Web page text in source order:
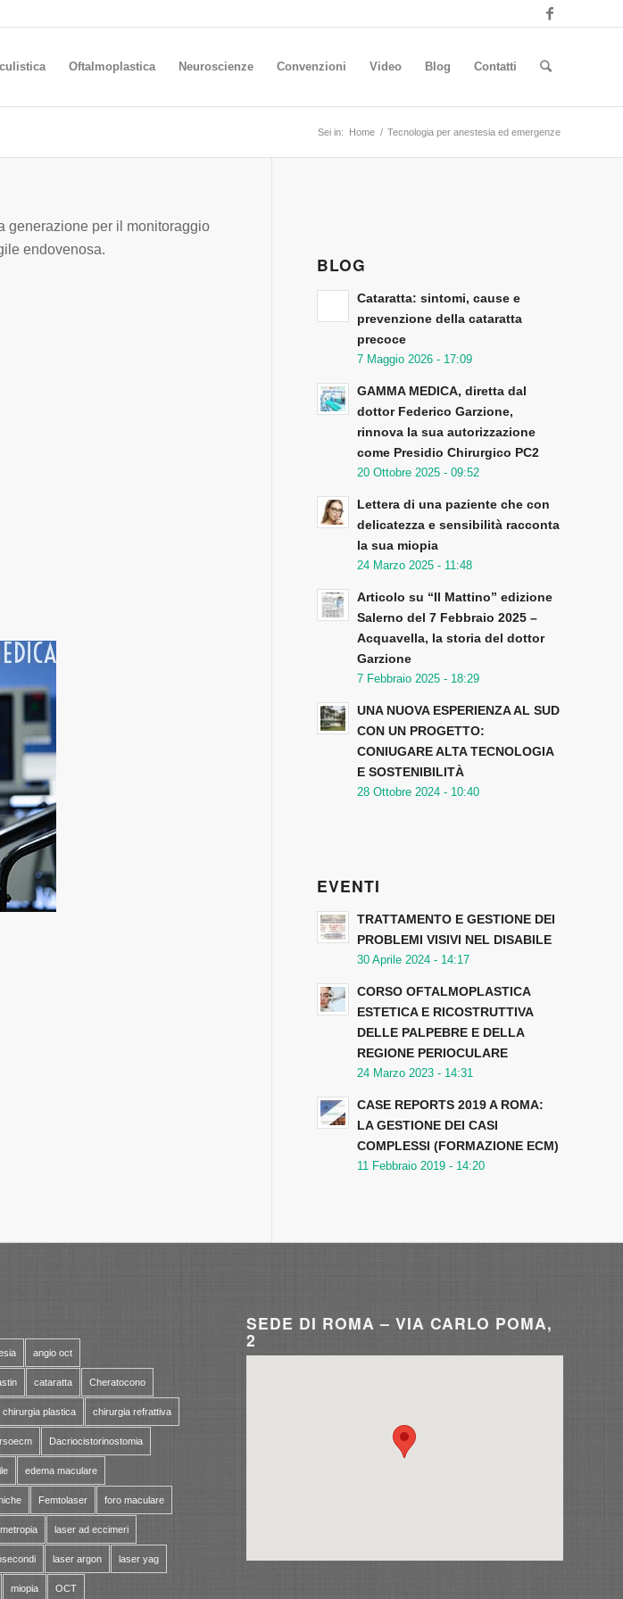
Oftalmoplastica Neuroscienze Convenzioni Video Blog Contatti
Sei in: Home / Tecnologia per anestesia ed emergenze
generazione per il monitoraggio
endovenosa.
BLOG
Cataratta: sintomi, cause e
prevenzione della cataratta
precoce
7 Maggio 2026 - 17:09
GAMMA MEDICA, diretta dal
dottor Federico Garzione,
rinnova la sua autorizzazione
come Presidio Chirurgico PC2
20 Ottobre 2025 - 09:52
Lettera di una paziente che con
delicatezza e sensibilità racconta
la sua miopia
24 Marzo 2025 - 11:48
Articolo su “Il Mattino” edizione
Salerno del 7 Febbraio 2025 –
Acquavella, la storia del dottor
Garzione
7 Febbraio 2025 - 18:29
UNA NUOVA ESPERIENZA AL SUD
CON UN PROGETTO:
CONIUGARE ALTA TECNOLOGIA
E SOSTENIBILITÀ
28 Ottobre 2024 - 10:40
EVENTI
TRATTAMENTO E GESTIONE DEI
PROBLEMI VISIVI NEL DISABILE
30 Aprile 2024 - 14:17
CORSO OFTALMOPLASTICA
ESTETICA E RICOSTRUTTIVA
DELLE PALPEBRE E DELLA
REGIONE PERIOCULARE
24 Marzo 2023 - 14:31
CASE REPORTS 2019 A ROMA:
LA GESTIONE DEI CASI
COMPLESSI (FORMAZIONE ECM)
11 Febbraio 2019 - 14:20
angio oct
cataratta Cheratocono
chirurgia plastica chirurgia refrattiva
Dacriocistorinostomia
edema maculare
Femtolaser foro maculare
laser ad eccimeri
laser argon laser yag
miopia OCT
SEDE DI ROMA – VIA CARLO POMA,
2